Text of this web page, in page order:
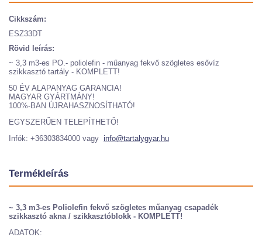
Cikkszám:
ESZ33DT
Rövid leírás:
~ 3,3 m3-es PO.- poliolefin - műanyag fekvő szögletes esővíz
szikkasztó tartály - KOMPLETT!
50 ÉV ALAPANYAG GARANCIA!
MAGYAR GYÁRTMÁNY!
100%-BAN ÚJRAHASZNOSÍTHATÓ!
EGYSZERŰEN TELEPÍTHETŐ!
Infók: +36303834000 vagy info@tartalygyar.hu
Termékleírás
~ 3,3 m3-es Poliolefin fekvő szögletes műanyag csapadék
szikkasztó akna / szikkasztóblokk - KOMPLETT!
ADATOK: